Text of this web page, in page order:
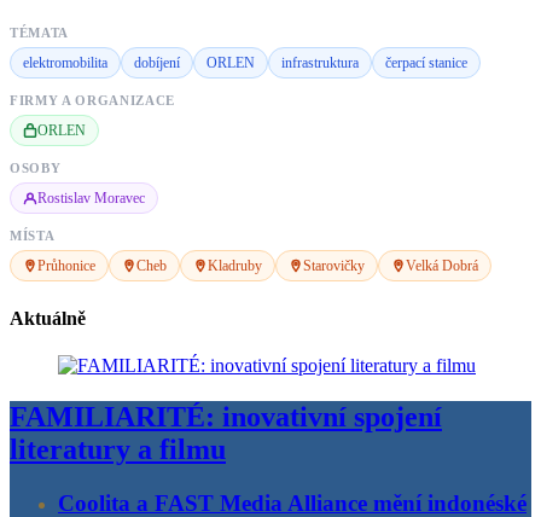
TÉMATA
elektromobilita dobíjení ORLEN infrastruktura čerpací stanice
FIRMY A ORGANIZACE
ORLEN
OSOBY
Rostislav Moravec
MÍSTA
Průhonice Cheb Kladruby Starovičky Velká Dobrá
Aktuálně
FAMILIARITÉ: inovativní spojení
literatury a filmu
Coolita a FAST Media Alliance mění indonéské